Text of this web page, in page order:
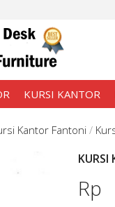
KURSI KANTOR
Kantor Fantoni /
KURSI
Rp